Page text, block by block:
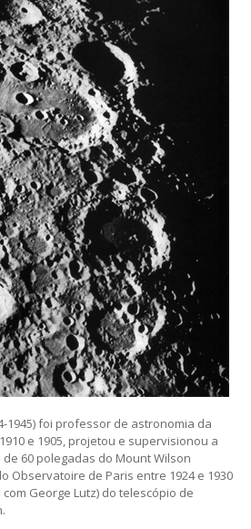
1945) foi professor de astronomia da
e 1905, projetou e supervisionou a
60 polegadas do Mount Wilson
Observatoire de Paris entre 1924 e 1930
George Lutz) do telescópio de